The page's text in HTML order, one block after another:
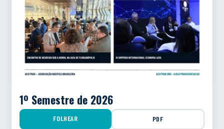
1º Semestre de 2026
FOLHEAR PDF